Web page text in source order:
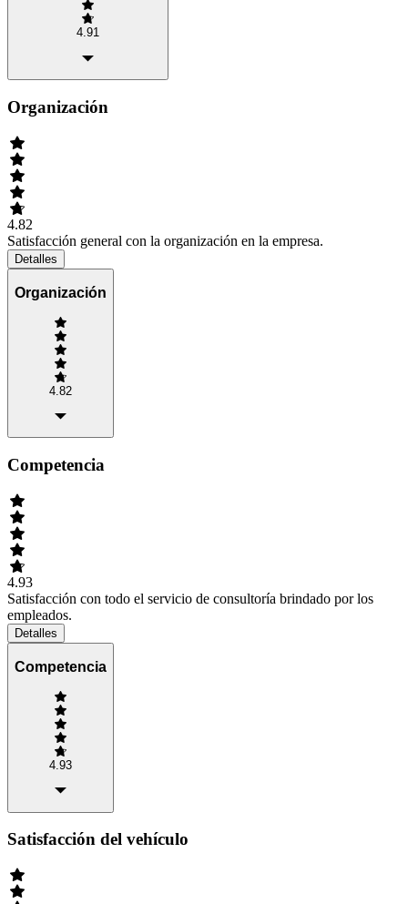
4.91
Organización
4.82
Satisfacción general con la organización en la empresa.
Detalles
Organización
4.82
Competencia
4.93
Satisfacción con todo el servicio de consultoría brindado por los
empleados.
Detalles
Competencia
4.93
Satisfacción del vehículo